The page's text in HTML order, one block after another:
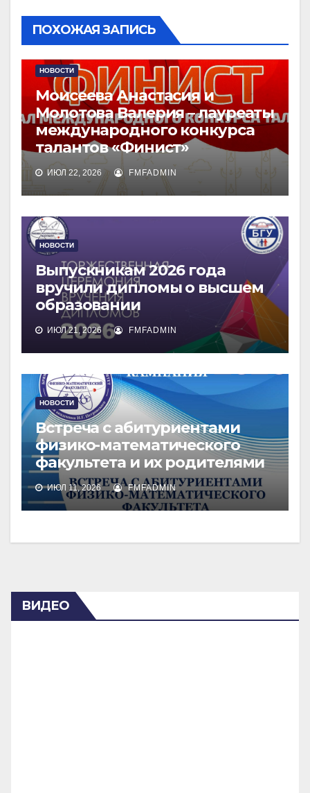
ПОХОЖАЯ ЗАПИСЬ
НОВОСТИ
Моисеева Анастасия и
Молотова Валерия – лауреаты
международного конкурса
талантов «Финист»
ИЮЛ 22, 2026 FMFADMIN
НОВОСТИ
Выпускникам 2026 года
вручили дипломы о высшем
образовании
ИЮЛ 21, 2026 FMFADMIN
НОВОСТИ
Встреча с абитуриентами
физико-математического
факультета и их родителями
ИЮЛ 11, 2026 FMFADMIN
ВИДЕО